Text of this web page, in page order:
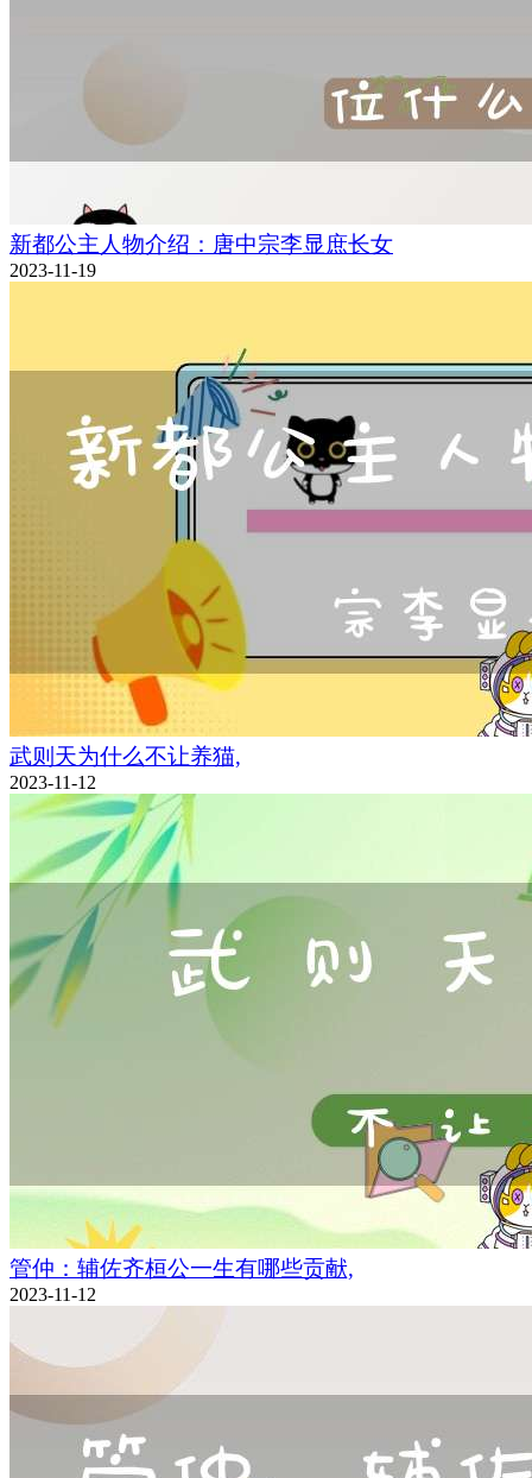
新都公主人物介绍：唐中宗李显庶长女
2023-11-19
武则天为什么不让养猫,
2023-11-12
管仲：辅佐齐桓公一生有哪些贡献,
2023-11-12